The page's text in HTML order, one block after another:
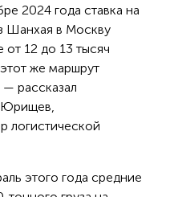
2024 года ставка на
Шанхая в Москву
от 12 до 13 тысяч
же маршрут
— рассказал
Юрищев,
логистической
этого года средние